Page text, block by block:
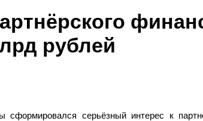
рублей
сформировался серьёзный интерес к